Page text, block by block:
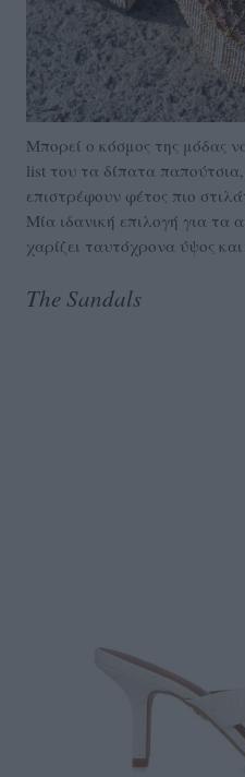
Μπορεί ο κόσμος της μόδας
list του τα δίπατα
επιστρέφουν φέτος πιο
Μία ιδανική επιλογή για τα
χαρίζει ταυτόχρονα ύψος
The Sandals